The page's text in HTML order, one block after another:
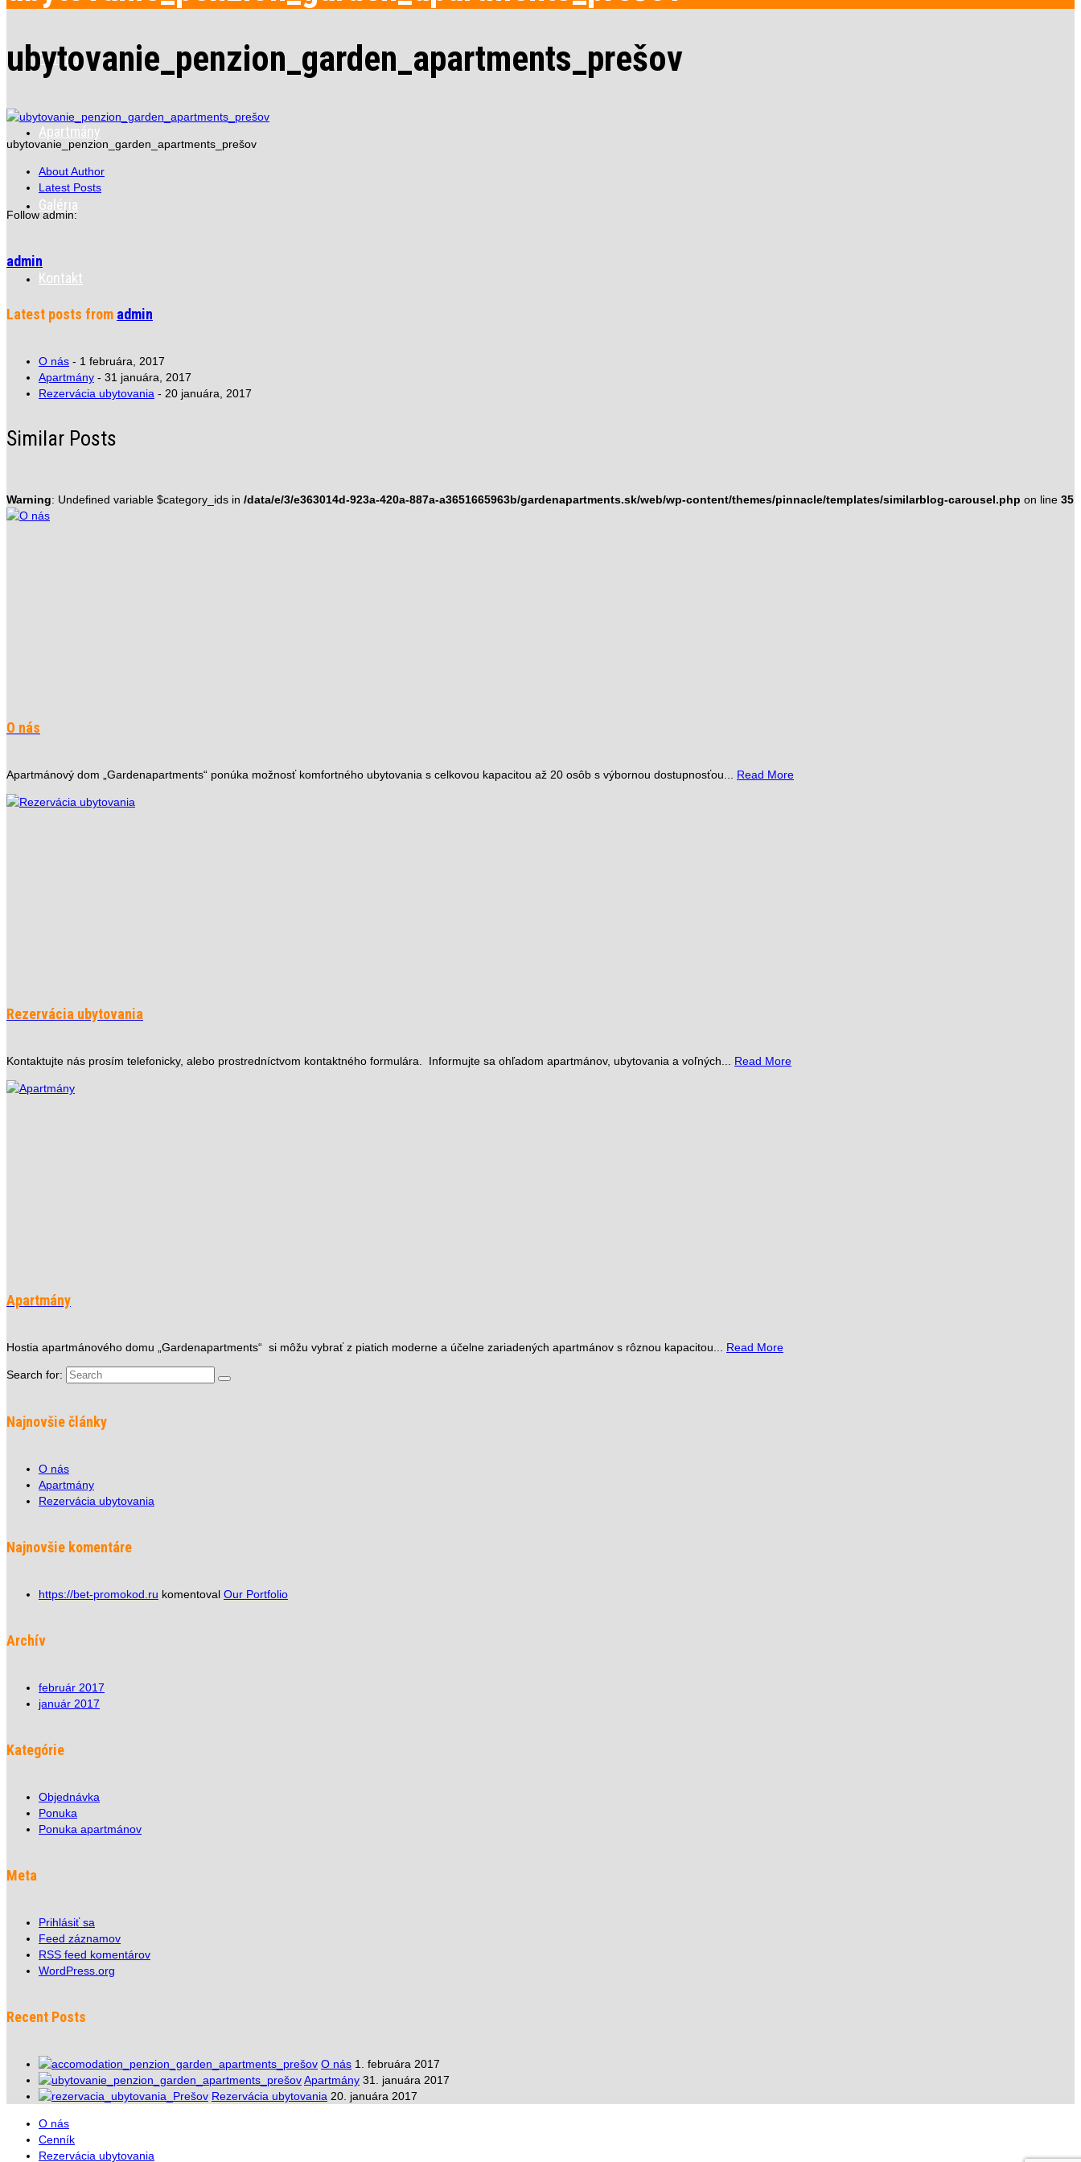
Ponuka
Apartmány
Galéria
Kontakt
ubytovanie_penzion_garden_apartments_prešov
ubytovanie_penzion_garden_apartments_prešov
About Author
Latest Posts
Follow admin:
admin
Latest posts from admin
O nás - 1 februára, 2017
Apartmány - 31 januára, 2017
Rezervácia ubytovania - 20 januára, 2017
Similar Posts
Warning: Undefined variable $category_ids in /data/e/3/e363014d-923a-420a-887a-a3651665963b/gardenapartments.sk/web/wp-content/themes/pinnacle/templates/similarblog-carousel.php on line 35
O nás
Apartmánový dom „Gardenapartments“ ponúka možnosť komfortného ubytovania s celkovou kapacitou až 20 osôb s výbornou dostupnosťou... Read More
Rezervácia ubytovania
Kontaktujte nás prosím telefonicky, alebo prostredníctvom kontaktného formulára. Informujte sa ohľadom apartmánov, ubytovania a voľných... Read More
Apartmány
Hostia apartmánového domu „Gardenapartments“ si môžu vybrať z piatich moderne a účelne zariadených apartmánov s rôznou kapacitou... Read More
Search for:
Najnovšie články
O nás
Apartmány
Rezervácia ubytovania
Najnovšie komentáre
https://bet-promokod.ru komentoval Our Portfolio
Archív
február 2017
január 2017
Kategórie
Objednávka
Ponuka
Ponuka apartmánov
Meta
Prihlásiť sa
Feed záznamov
RSS feed komentárov
WordPress.org
Recent Posts
O nás 1. februára 2017
Apartmány 31. januára 2017
Rezervácia ubytovania 20. januára 2017
O nás
Cenník
Rezervácia ubytovania